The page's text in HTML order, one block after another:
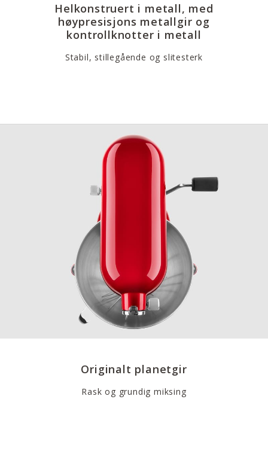
Helkonstruert i metall, med
høypresisjons metallgir og
kontrollknotter i metall
Stabil, stillegående og slitesterk
Originalt planetgir
Rask og grundig miksing